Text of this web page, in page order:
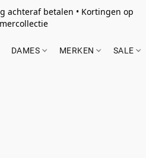
achteraf betalen • Kortingen op
DAMES MERKEN SALE